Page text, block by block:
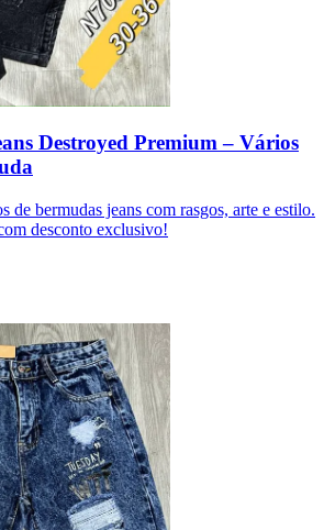
Destroyed Premium – Vários
de bermudas jeans com rasgos, arte e estilo.
desconto exclusivo!